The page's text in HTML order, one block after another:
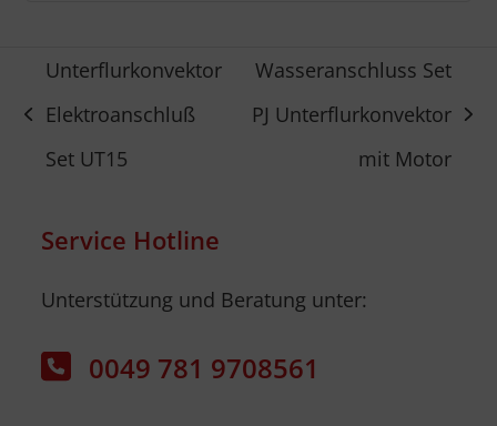
Unterflurkonvektor
Elektroanschluß
Set UT15
Nächster
Wasseranschluss Set
PJ Unterflurkonvektor
mit Motor
Service Hotline
Unterstützung und Beratung unter:
0049 781 9708561